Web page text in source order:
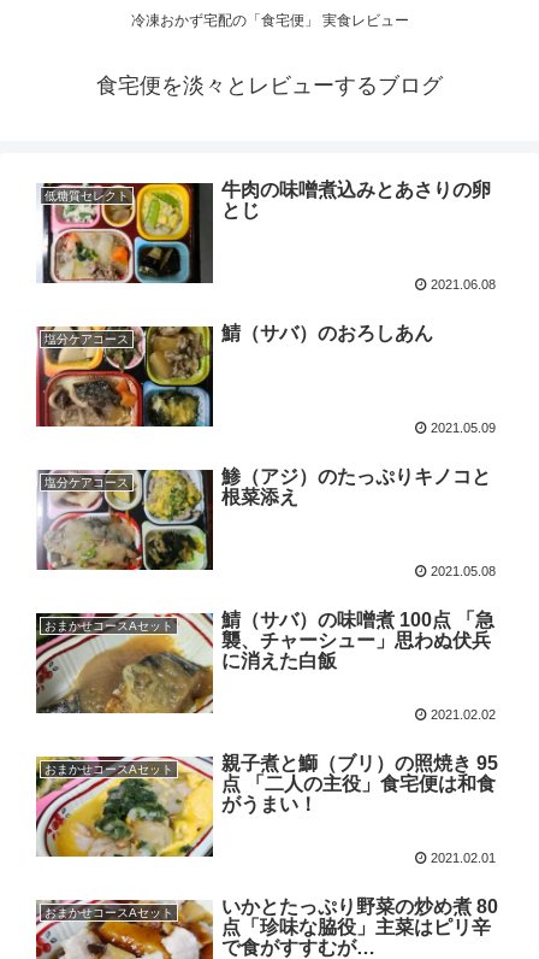
冷凍おかず宅配の「食宅便」 実食レビュー
食宅便を淡々とレビューするブログ
低糖質セレクト
牛肉の味噌煮込みとあさりの卵
とじ
2021.06.08
塩分ケアコース 鯖（サバ）のおろしあん
2021.05.09
塩分ケアコース
鯵（アジ）のたっぷりキノコと
根菜添え
2021.05.08
おまかせコースAセット
鯖（サバ）の味噌煮 100点 「急
襲、チャーシュー」思わぬ伏兵
に消えた白飯
2021.02.02
おまかせコースAセット
親子煮と鰤（ブリ）の照焼き 95
点 「二人の主役」食宅便は和食
がうまい！
2021.02.01
おまかせコースAセット
いかとたっぷり野菜の炒め煮 80
点「珍味な脇役」主菜はピリ辛
で食がすすむが…